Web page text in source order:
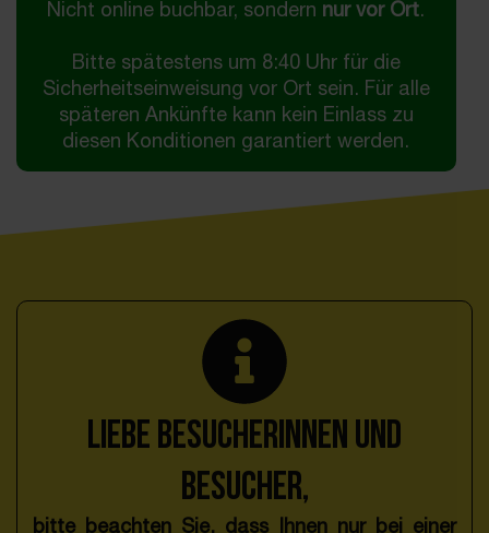
Nicht online buchbar, sondern nur vor Ort.
Bitte spätestens um 8:40 Uhr für die
Sicherheitseinweisung vor Ort sein. Für alle
späteren Ankünfte kann kein Einlass zu
diesen Konditionen garantiert werden.
Liebe Besucherinnen und
Besucher,
bitte beachten Sie, dass Ihnen nur bei einer